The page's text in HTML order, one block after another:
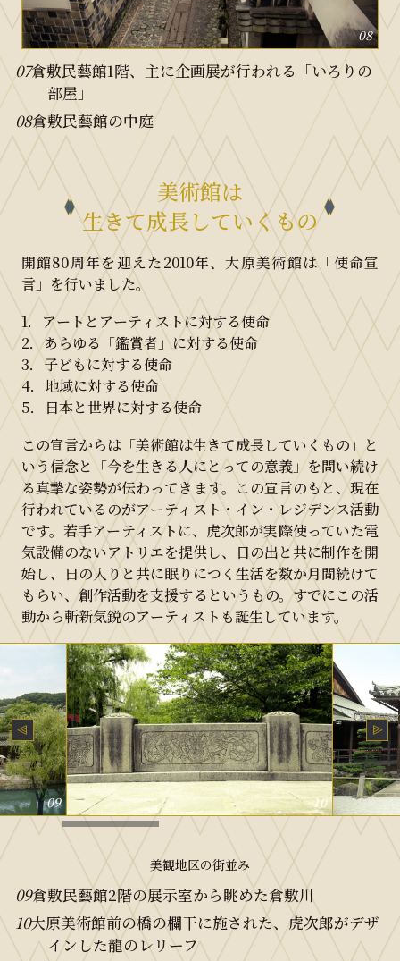
08
07倉敷民藝館1階、主に企画展が行われる「いろりの
部屋」
08倉敷民藝館の中庭
美術館は
生きて成長していくもの
開館80周年を迎えた2010年、大原美術館は「使命宣
言」を行いました。
1．アートとアーティストに対する使命
2．あらゆる「鑑賞者」に対する使命
3．子どもに対する使命
4．地域に対する使命
5．日本と世界に対する使命
この宣言からは「美術館は生きて成長していくもの」と
いう信念と「今を生きる人にとっての意義」を問い続け
る真摯な姿勢が伝わってきます。この宣言のもと、現在
行われているのがアーティスト・イン・レジデンス活動
です。若手アーティストに、虎次郎が実際使っていた電
気設備のないアトリエを提供し、日の出と共に制作を開
始し、日の入りと共に眠りにつく生活を数か月間続けて
もらい、創作活動を支援するというもの。すでにこの活
動から斬新気鋭のアーティストも誕生しています。
09 10
美観地区の街並み
09倉敷民藝館2階の展示室から眺めた倉敷川
10大原美術館前の橋の欄干に施された、虎次郎がデザ
インした龍のレリーフ